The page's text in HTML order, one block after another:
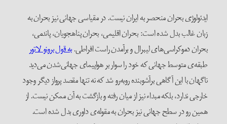
ایدئولوژی بحران منحصر به ایران نیست. در مقیاسی جهانی نیز بحران به
زبان غالب بدل شده است: بحران اقلیمی، بحران پناهجویان، پاندمی،
بحران دموکراسی‌های لیبرال و برآمدن راست افراطی.به قول برونو لاتور
طبقه‌ی متوسط جهانی که خود را سوار بر هواپیمای جهانی‌شدن می‌دید
ناگهان با این آگاهی برآشوبنده روبه‌رو شد که نه تنها مقصد پرواز دیگر وجود
خارجی ندارد، بلکه مبداء نیز از میان رفته و بازگشت به آن ممکن نیست. از
همین رو در سطح جهانی نیز بحران به مقوله‌ی داوری بدل شده است.